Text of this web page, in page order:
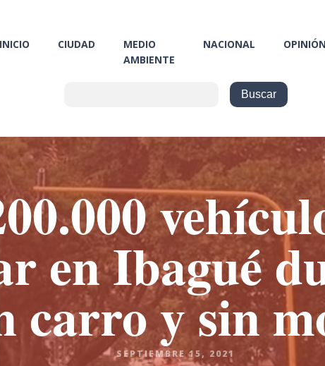
INICIO CIUDAD
MEDIO
AMBIENTE
NACIONAL OPINIÓN
en Ibagué
carro y sin
SEPTIEMBRE 15, 2021